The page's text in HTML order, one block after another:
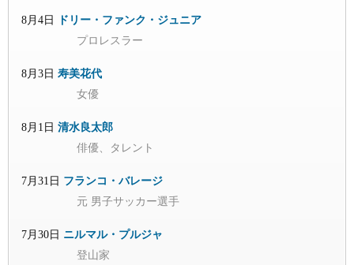
8月4日
ドリー・ファンク・ジュニア
プロレスラー
8月3日 寿美花代
女優
8月1日 清水良太郎
俳優、タレント
7月31日 フランコ・バレージ
元 男子サッカー選手
7月30日 ニルマル・プルジャ
登山家